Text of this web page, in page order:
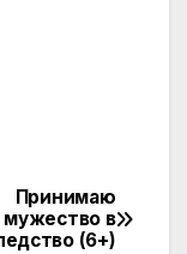
Принимаю
мужество в
(6+)